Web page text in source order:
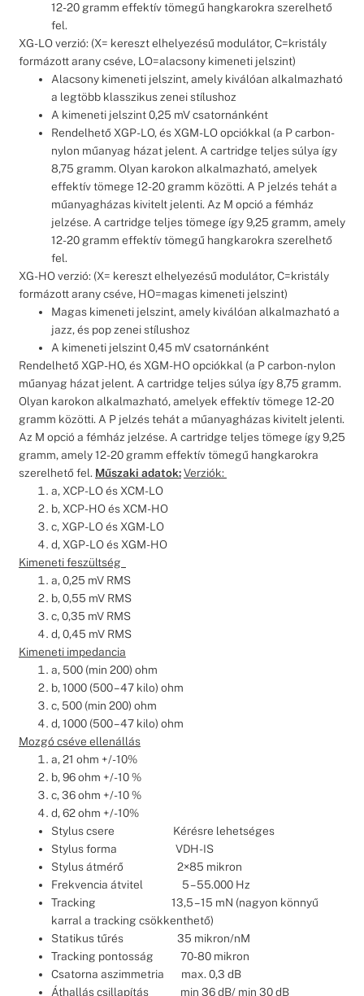
12-20 gramm effektív tömegű hangkarokra szerelhető
fel.
XG-LO verzió: (X= kereszt elhelyezésű modulátor, C=kristály
formázott arany cséve, LO=alacsony kimeneti jelszint)
Alacsony kimeneti jelszint, amely kiválóan alkalmazható
a legtöbb klasszikus zenei stílushoz
A kimeneti jelszint 0,25 mV csatornánként
Rendelhető XGP-LO, és XGM-LO opciókkal (a P carbon-
nylon műanyag házat jelent. A cartridge teljes súlya így
8,75 gramm. Olyan karokon alkalmazható, amelyek
effektív tömege 12-20 gramm közötti. A P jelzés tehát a
műanyagházas kivitelt jelenti. Az M opció a fémház
jelzése. A cartridge teljes tömege így 9,25 gramm, amely
12-20 gramm effektív tömegű hangkarokra szerelhető
fel.
XG-HO verzió: (X= kereszt elhelyezésű modulátor, C=kristály
formázott arany cséve, HO=magas kimeneti jelszint)
Magas kimeneti jelszint, amely kiválóan alkalmazható a
jazz, és pop zenei stílushoz
A kimeneti jelszint 0,45 mV csatornánként
Rendelhető XGP-HO, és XGM-HO opciókkal (a P carbon-nylon
műanyag házat jelent. A cartridge teljes súlya így 8,75 gramm.
Olyan karokon alkalmazható, amelyek effektív tömege 12-20
gramm közötti. A P jelzés tehát a műanyagházas kivitelt jelenti.
Az M opció a fémház jelzése. A cartridge teljes tömege így 9,25
gramm, amely 12-20 gramm effektív tömegű hangkarokra
szerelhető fel. Műszaki adatok:Verziók:
a, XCP-LO és XCM-LO
b, XCP-HO és XCM-HO
c, XGP-LO és XGM-LO
d, XGP-LO és XGM-HO
Kimeneti feszültség
a, 0,25 mV RMS
b, 0,55 mV RMS
c, 0,35 mV RMS
d, 0,45 mV RMS
Kimeneti impedancia
a, 500 (min 200) ohm
b, 1000 (500 – 47 kilo) ohm
c, 500 (min 200) ohm
d, 1000 (500 – 47 kilo) ohm
Mozgó cséve ellenállás
a, 21 ohm +/- 10%
b, 96 ohm +/- 10 %
c, 36 ohm +/- 10 %
d, 62 ohm +/- 10%
Stylus csere Kérésre lehetséges
Stylus forma VDH-IS
Stylus átmérő 2×85 mikron
Frekvencia átvitel 5 – 55.000 Hz
Tracking 13,5 – 15 mN (nagyon könnyű
karral a tracking csökkenthető)
Statikus tűrés 35 mikron/nM
Tracking pontosság 70-80 mikron
Csatorna aszimmetria max. 0,3 dB
Áthallás csillapítás min 36 dB/ min 30 dB